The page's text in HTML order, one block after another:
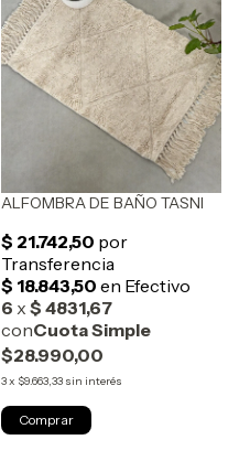
ALFOMBRA DE BAÑO TASNI
$28.990,00
3x $9.663,33 sin interés